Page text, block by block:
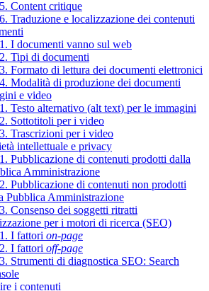
Content critique
Traduzione e localizzazione dei contenuti
I documenti vanno sul web
Tipi di documenti
Formato di lettura dei documenti elettronici
Modalità di produzione dei documenti
e video
Testo alternativo (alt text) per le immagini
Sottotitoli per i video
Trascrizioni per i video
intellettuale e privacy
Pubblicazione di contenuti prodotti dalla
Amministrazione
Pubblicazione di contenuti non prodotti
Pubblica Amministrazione
Consenso dei soggetti ritratti
per i motori di ricerca (SEO)
I fattori on-page
I fattori off-page
Strumenti di diagnostica SEO: Search
i contenuti